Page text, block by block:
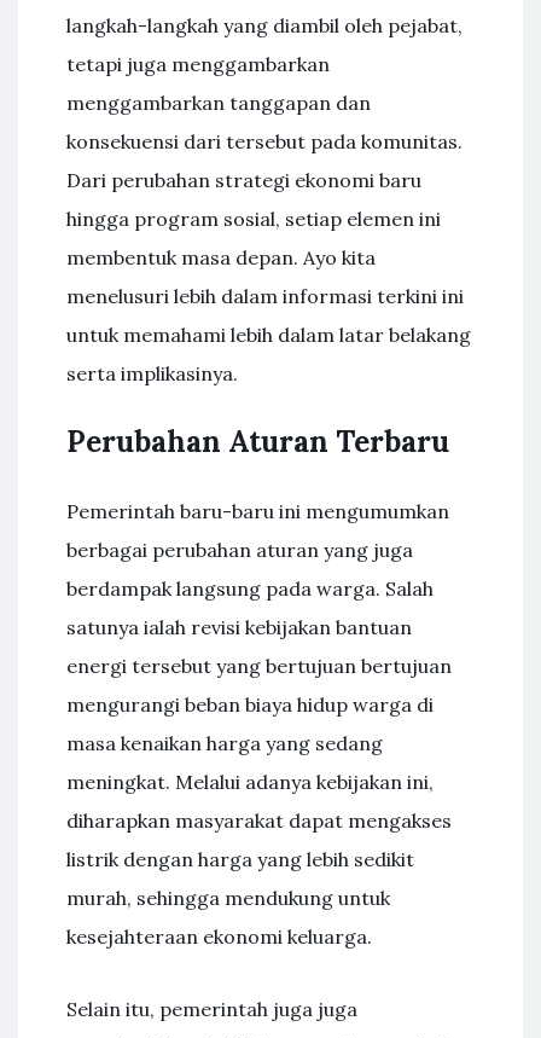
langkah-langkah yang diambil oleh pejabat,
tetapi juga menggambarkan
menggambarkan tanggapan dan
konsekuensi dari tersebut pada komunitas.
Dari perubahan strategi ekonomi baru
hingga program sosial, setiap elemen ini
membentuk masa depan. Ayo kita
menelusuri lebih dalam informasi terkini ini
untuk memahami lebih dalam latar belakang
serta implikasinya.
Perubahan Aturan Terbaru
Pemerintah baru-baru ini mengumumkan
berbagai perubahan aturan yang juga
berdampak langsung pada warga. Salah
satunya ialah revisi kebijakan bantuan
energi tersebut yang bertujuan bertujuan
mengurangi beban biaya hidup warga di
masa kenaikan harga yang sedang
meningkat. Melalui adanya kebijakan ini,
diharapkan masyarakat dapat mengakses
listrik dengan harga yang lebih sedikit
murah, sehingga mendukung untuk
kesejahteraan ekonomi keluarga.
Selain itu, pemerintah juga juga